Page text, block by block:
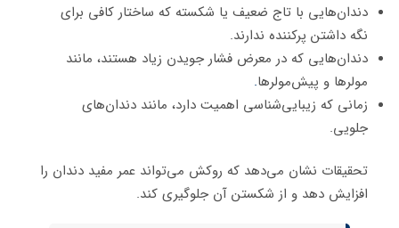
دندان‌هایی با تاج ضعیف یا شکسته که ساختار کافی برای
نگه داشتن پرکننده ندارند.
دندان‌هایی که در معرض فشار جویدن زیاد هستند، مانند
مولرها و پیش‌مولرها.
زمانی که زیبایی‌شناسی اهمیت دارد، مانند دندان‌های
جلویی.
تحقیقات نشان می‌دهد که روکش می‌تواند عمر مفید دندان را
افزایش دهد و از شکستن آن جلوگیری کند.